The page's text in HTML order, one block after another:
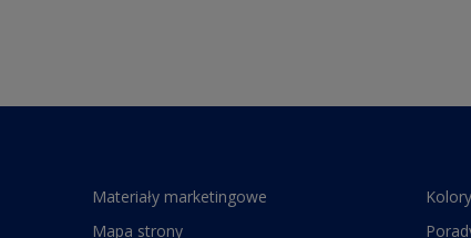
Materiały marketingowe
Mapa strony